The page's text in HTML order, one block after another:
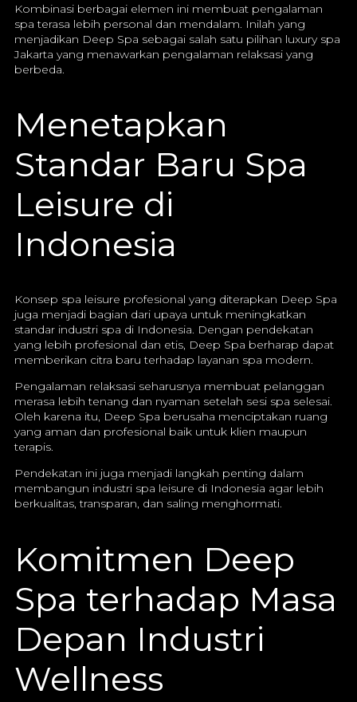
Kombinasi berbagai elemen ini membuat pengalaman
spa terasa lebih personal dan mendalam. Inilah yang
menjadikan Deep Spa sebagai salah satu pilihan luxury spa
Jakarta yang menawarkan pengalaman relaksasi yang
berbeda.
Menetapkan
Standar Baru Spa
Leisure di
Indonesia
Konsep spa leisure profesional yang diterapkan Deep Spa
juga menjadi bagian dari upaya untuk meningkatkan
standar industri spa di Indonesia. Dengan pendekatan
yang lebih profesional dan etis, Deep Spa berharap dapat
memberikan citra baru terhadap layanan spa modern.
Pengalaman relaksasi seharusnya membuat pelanggan
merasa lebih tenang dan nyaman setelah sesi spa selesai.
Oleh karena itu, Deep Spa berusaha menciptakan ruang
yang aman dan profesional baik untuk klien maupun
terapis.
Pendekatan ini juga menjadi langkah penting dalam
membangun industri spa leisure di Indonesia agar lebih
berkualitas, transparan, dan saling menghormati.
Komitmen Deep
Spa terhadap Masa
Depan Industri
Wellness